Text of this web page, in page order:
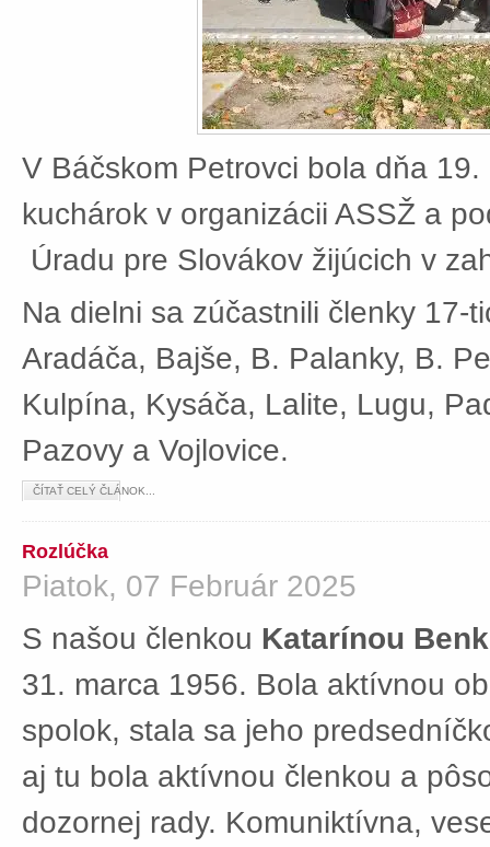
V Báčskom Petrovci bola dňa
kuchárok v organizácii ASSŽ a
Úradu pre Slovákov žijúcich v
Na dielni sa zúčastnili členky 17-
Aradáča, Bajše, B. Palanky, B.
Kulpína, Kysáča, Lalite, Lugu,
Pazovy a Vojlovice.
ČÍTAŤ CELÝ ČLÁNOK...
Rozlúčka
Piatok, 07 Február 2025
S našou členkou Katarínou
31. marca 1956. Bola aktívnou
spolok, stala sa jeho
aj tu bola aktívnou členkou a
dozornej rady. Komuniktívna,